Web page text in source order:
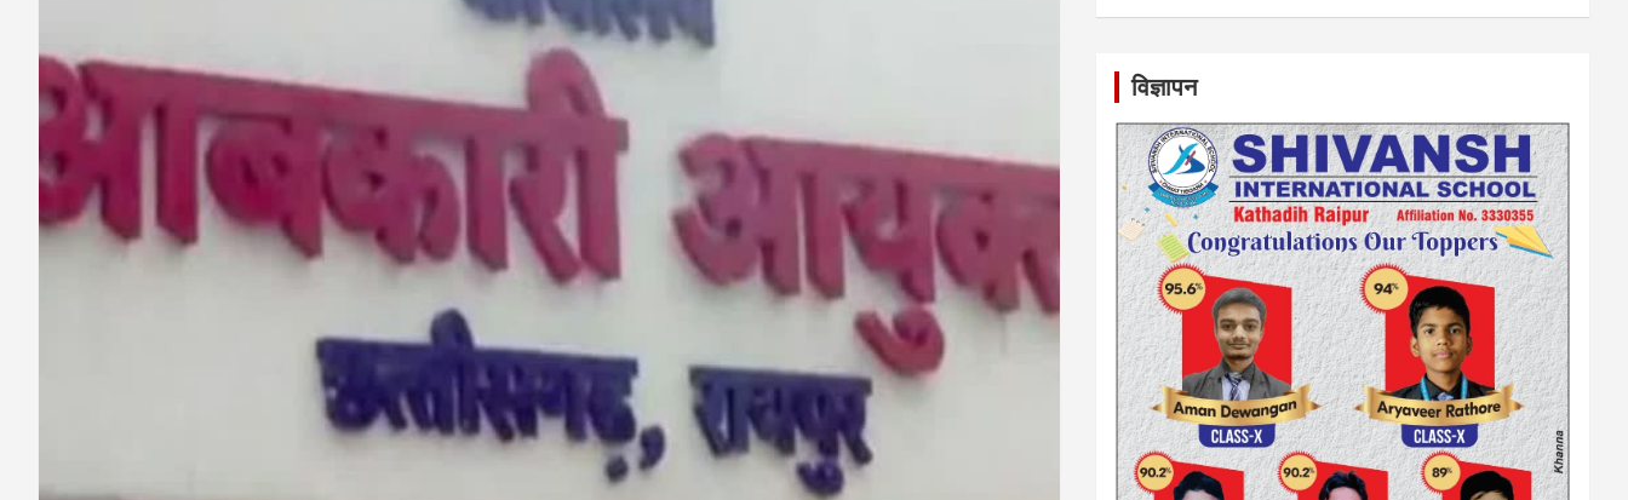
विज्ञापन